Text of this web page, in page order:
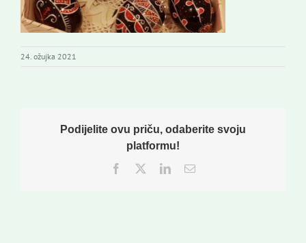
24. ožujka 2021
Podijelite ovu priču, odaberite svoju
platformu!
Facebook
TwitterLinkedInEmail: